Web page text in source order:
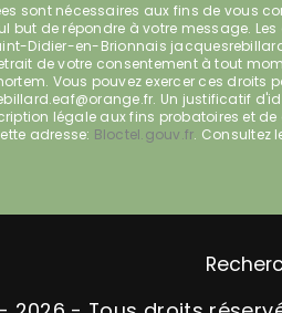
sont nécessaires aux fins de vous
but de répondre à votre message.
Saint-Didier-en-Brionnais
de votre consentement à tout
Vous pouvez exercer ces droits
Un justificatif
légale aux fins probatoires et
adresse: Bloctel.gouv.fr. Consultez